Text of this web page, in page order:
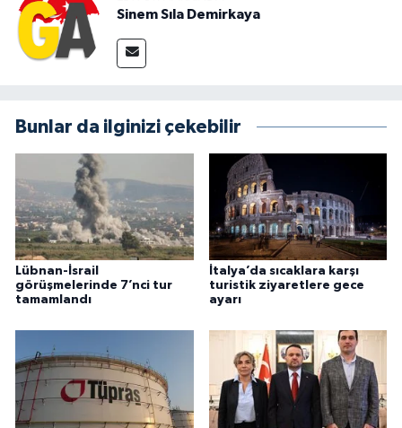
Sinem Sıla Demirkaya
Bunlar da ilginizi çekebilir
Lübnan-İsrail
görüşmelerinde 7’nci tur
tamamlandı
İtalya’da sıcaklara karşı
turistik ziyaretlere gece
ayarı